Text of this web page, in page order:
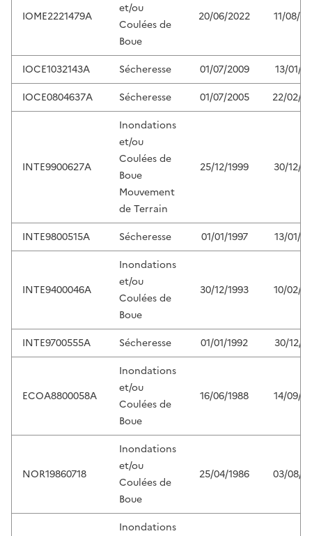
IOME2221479A
et/ou
Coulées de
Boue
20/06/2022 11/08/
IOCE1032143A Sécheresse 01/07/2009
13/01/
IOCE0804637A
Sécheresse 01/07/2005 22/02/
INTE9900627A
Inondations
et/ou
Coulées de
Boue
Mouvement
de Terrain
25/12/1999 30/12/
INTE9800515A Sécheresse 01/01/1997 13/01/
INTE9400046A
Inondations
et/ou
Coulées de
Boue
30/12/1993 10/02/
INTE9700555A Sécheresse 01/01/1992 30/12/
ECOA8800058A
Inondations
et/ou
Coulées de
Boue
16/06/1988 14/09/
NOR19860718
Inondations
et/ou
Coulées de
Boue
25/04/1986 03/08/
Inondations